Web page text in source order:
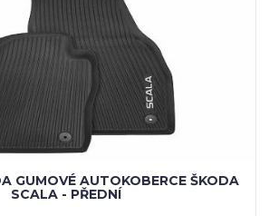
GUMOVÉ AUTOKOBERCE ŠKODA
SCALA - PŘEDNÍ